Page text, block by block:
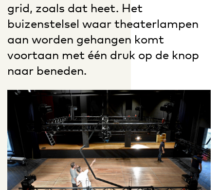
grid, zoals dat heet. Het
buizenstelsel waar theaterlampen
aan worden gehangen komt
voortaan met één druk op de knop
naar beneden.